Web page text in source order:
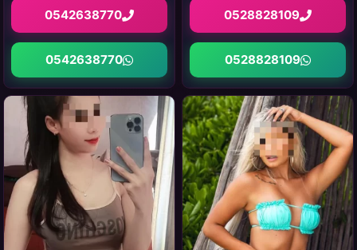
0528828109
0528828109
0542638770
0542638770